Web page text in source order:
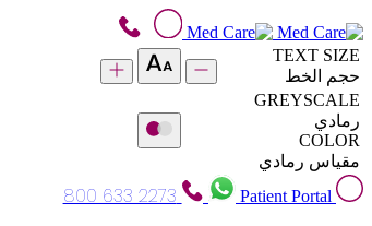
TEXT SIZE
حجم الخط
GREYSCALE
رمادي
COLOR
مقياس رمادي
Patient Portal
800 633 2273